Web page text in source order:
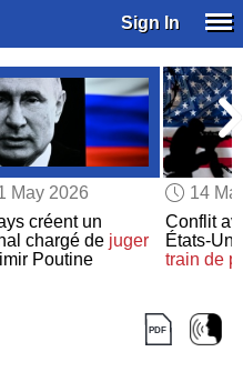
Sign In
May 2026
créent un
chargé de juger
Poutine
14
Conflit
États-
train de